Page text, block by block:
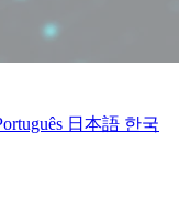
日本語 한국